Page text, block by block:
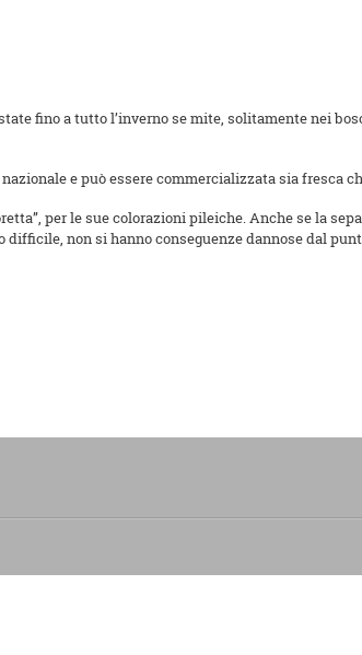
fino a tutto l’inverno se mite, solitamente nei
e può essere commercializzata sia fresca
per le sue colorazioni pileiche. Anche se la
difficile, non si hanno conseguenze dannose dal